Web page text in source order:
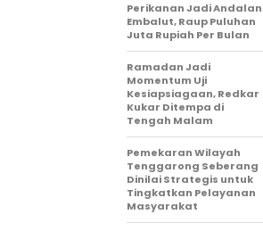
Perikanan Jadi Andalan
Embalut, Raup Puluhan
Juta Rupiah Per Bulan
Ramadan Jadi
Momentum Uji
Kesiapsiagaan, Redkar
Kukar Ditempa di
Tengah Malam
Pemekaran Wilayah
Tenggarong Seberang
Dinilai Strategis untuk
Tingkatkan Pelayanan
Masyarakat